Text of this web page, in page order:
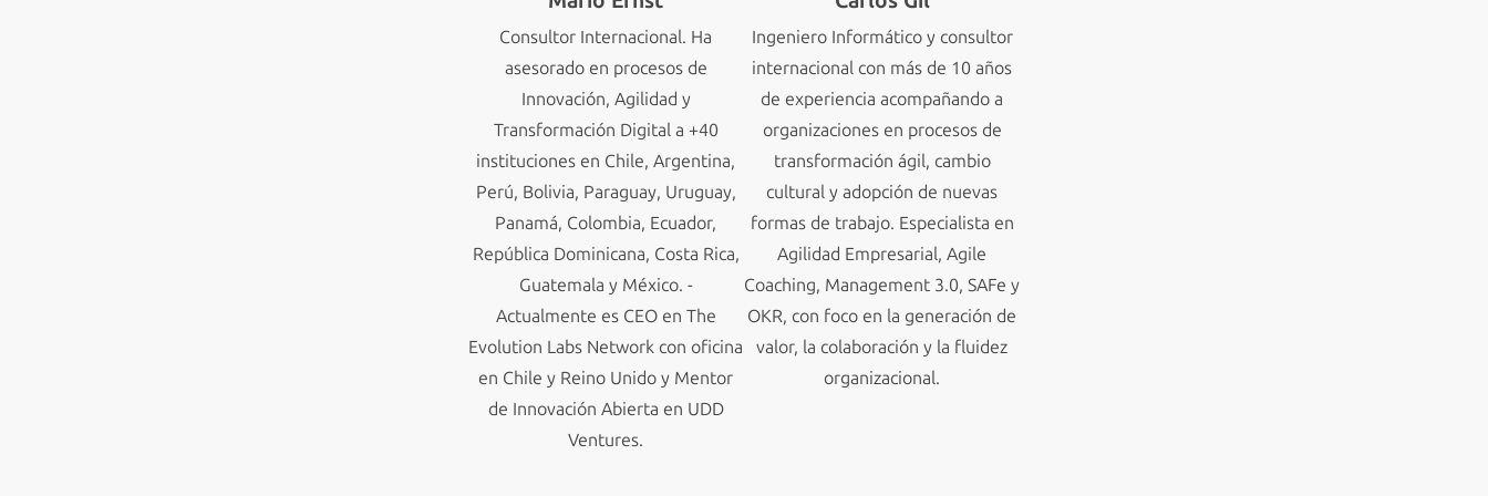
Consultor Internacional. Ha
asesorado en procesos de
Innovación, Agilidad y
Transformación Digital a +40
instituciones en Chile, Argentina,
Perú, Bolivia, Paraguay, Uruguay,
Panamá, Colombia, Ecuador,
República Dominicana, Costa Rica,
Guatemala y México. -
Actualmente es CEO en The
Evolution Labs Network con oficina
en Chile y Reino Unido y Mentor
de Innovación Abierta en UDD
Ventures.
Ingeniero Informático y consultor
internacional con más de 10 años
de experiencia acompañando a
organizaciones en procesos de
transformación ágil, cambio
cultural y adopción de nuevas
formas de trabajo. Especialista en
Agilidad Empresarial, Agile
Coaching, Management 3.0, SAFe y
OKR, con foco en la generación de
valor, la colaboración y la fluidez
organizacional.